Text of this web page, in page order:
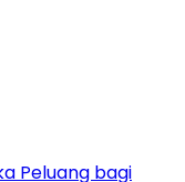
Peluang bagi